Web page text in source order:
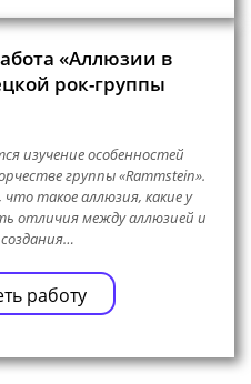
«Аллюзии в
рок-группы
изучение особенностей
группы «Rammstein».
такое аллюзия, какие у
отличия между аллюзией и
работу